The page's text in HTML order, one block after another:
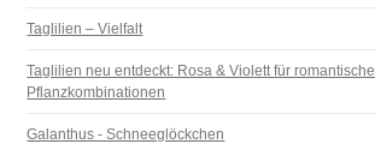
Taglilien – Vielfalt
Taglilien neu entdeckt: Rosa & Violett für romantische
Pflanzkombinationen
Galanthus - Schneeglöckchen